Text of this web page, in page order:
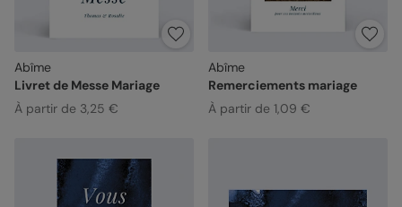
Abîme
Livret de Messe Mariage
À partir de 3,25 €
Abîme
Remerciements mariage
À partir de 1,09 €